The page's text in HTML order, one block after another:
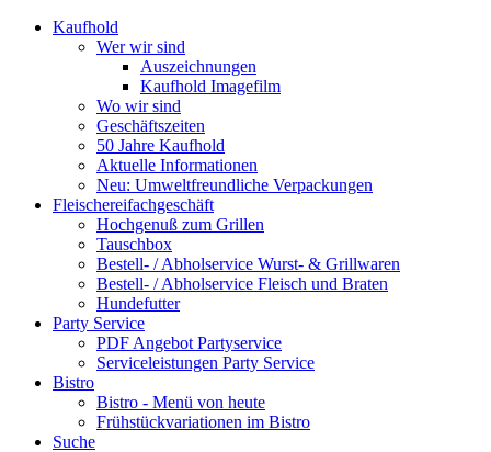
Kaufhold
Wer wir sind
Auszeichnungen
Kaufhold Imagefilm
Wo wir sind
Geschäftszeiten
50 Jahre Kaufhold
Aktuelle Informationen
Neu: Umweltfreundliche Verpackungen
Fleischereifachgeschäft
Hochgenuß zum Grillen
Tauschbox
Bestell- / Abholservice Wurst- & Grillwaren
Bestell- / Abholservice Fleisch und Braten
Hundefutter
Party Service
PDF Angebot Partyservice
Serviceleistungen Party Service
Bistro
Bistro - Menü von heute
Frühstückvariationen im Bistro
Suche